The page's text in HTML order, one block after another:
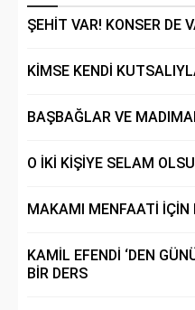
ŞEHİT VAR! KONSER DE
KİMSE KENDİ
BAŞBAĞLAR VE
O İKİ KİŞİYE SELAM
MAKAMI MENFAATİ İÇİN
KAMİL EFENDİ ‘DEN
BİR DERS